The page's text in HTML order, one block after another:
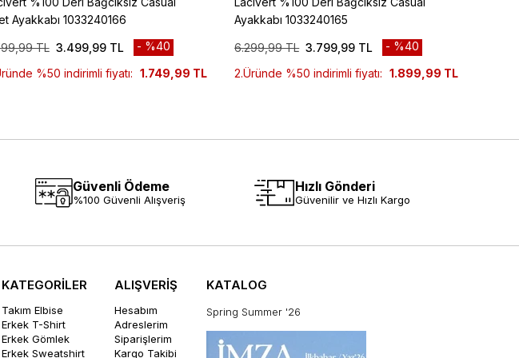
Ayakkabı 1033240166
3.499,99 TL
TL
%40
%50 indirimli fiyatı: 1.749,99 TL
Ayakkabı 1033240165
3.799,99 TL
6.299,99 TL
%40
2.Üründe %50 indirimli fiyatı:
1.899,99 TL
Güvenli Ödeme
%100 Güvenli Alışveriş
Hızlı Gönderi
Güvenilir ve Hızlı Kargo
KATEGORİLER
Takım Elbise
Erkek T-Shirt
Erkek Gömlek
Erkek Sweatshirt
ALIŞVERİŞ
Hesabım
Adreslerim
Siparişlerim
Kargo Takibi
KATALOG
Spring Summer '26